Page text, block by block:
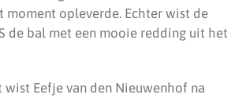
opleverde. Echter wist de
de bal met een mooie redding uit het
wist Eefje van den Nieuwenhof na